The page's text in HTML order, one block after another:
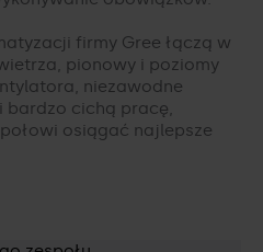
firmy Gree łączą w
pionowy i poziomy
niezawodne
bardzo cichą pracę,
osiągać najlepsze